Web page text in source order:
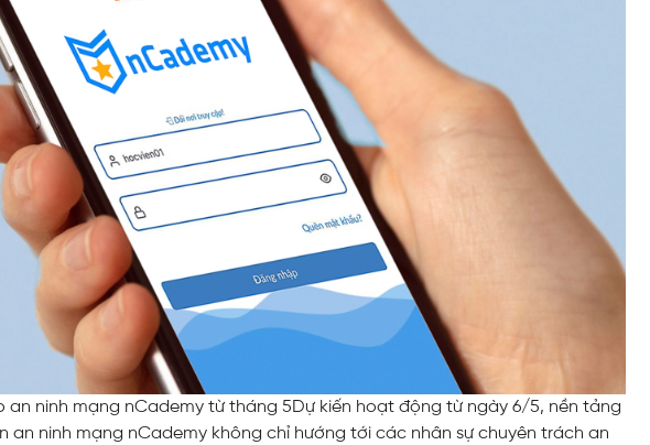
an ninh mạng nCademy từ tháng 5Dự kiến hoạt động từ ngày 6/5, nền tảng
an ninh mạng nCademy không chỉ hướng tới các nhân sự chuyên trách an